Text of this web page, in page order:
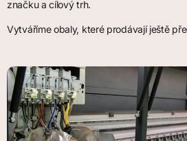
značku a cílový trh.
Vytváříme obaly, které prodávají ještě